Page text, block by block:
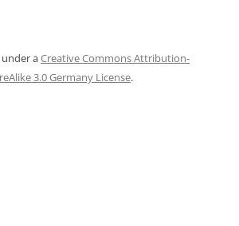
aCreative Commons Attribution-
3.0 Germany License.